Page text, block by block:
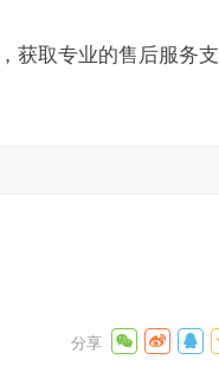
获取专业的售后服务支